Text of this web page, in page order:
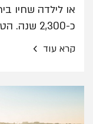
או לילדה שחיו
כ-2,300
בתקופה, שסימל
קרא עוד ›